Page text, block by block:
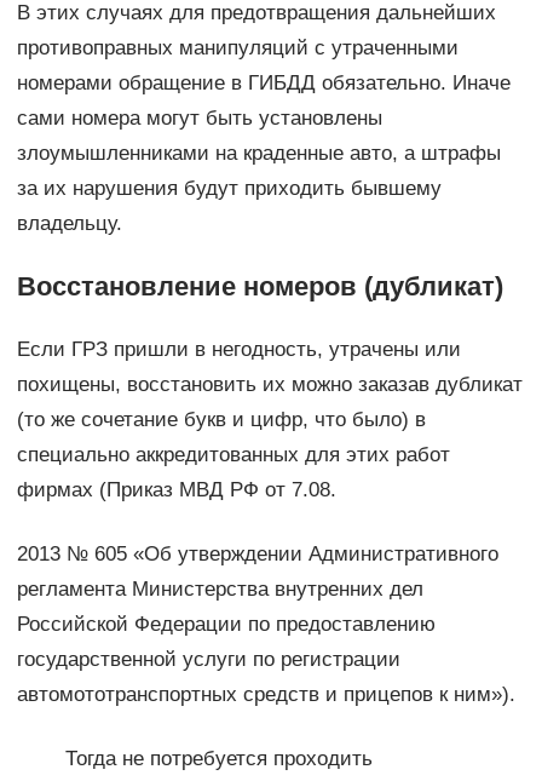
В этих случаях для предотвращения дальнейших
противоправных манипуляций с утраченными
номерами обращение в ГИБДД обязательно. Иначе
сами номера могут быть установлены
злоумышленниками на краденные авто, а штрафы
за их нарушения будут приходить бывшему
владельцу.
Восстановление номеров (дубликат)
Если ГРЗ пришли в негодность, утрачены или
похищены, восстановить их можно заказав дубликат
(то же сочетание букв и цифр, что было) в
специально аккредитованных для этих работ
фирмах (Приказ МВД РФ от 7.08.
2013 № 605 «Об утверждении Административного
регламента Министерства внутренних дел
Российской Федерации по предоставлению
государственной услуги по регистрации
автомототранспортных средств и прицепов к ним»).
Тогда не потребуется проходить